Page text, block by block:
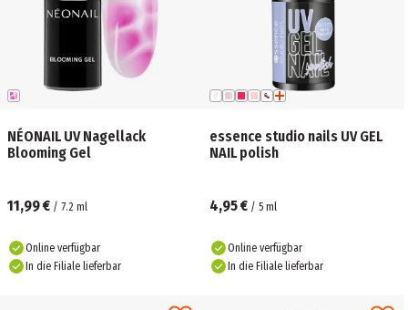
NÉONAIL UV Nagellack
Blooming Gel
11,99 € / 7.2 ml
Online verfügbar
In die Filiale lieferbar
essence studio nails UV GEL
NAIL polish
4,95 € / 5 ml
Online verfügbar
In die Filiale lieferbar